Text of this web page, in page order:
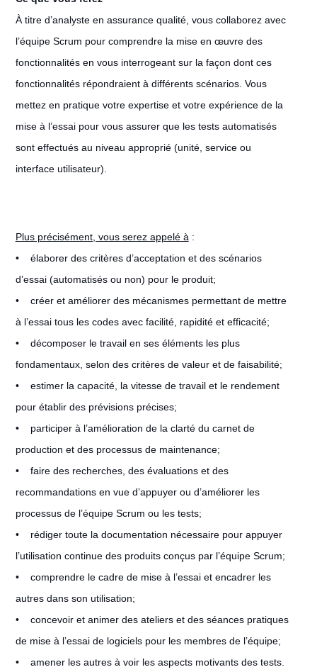
À titre d’analyste en assurance qualité, vous collaborez avec
l’équipe Scrum pour comprendre la mise en œuvre des
fonctionnalités en vous interrogeant sur la façon dont ces
fonctionnalités répondraient à différents scénarios. Vous
mettez en pratique votre expertise et votre expérience de la
mise à l’essai pour vous assurer que les tests automatisés
sont effectués au niveau approprié (unité, service ou
interface utilisateur).
Plus précisément, vous serez appelé à :
• élaborer des critères d’acceptation et des scénarios
d’essai (automatisés ou non) pour le produit;
• créer et améliorer des mécanismes permettant de mettre
à l’essai tous les codes avec facilité, rapidité et efficacité;
• décomposer le travail en ses éléments les plus
fondamentaux, selon des critères de valeur et de faisabilité;
• estimer la capacité, la vitesse de travail et le rendement
pour établir des prévisions précises;
• participer à l’amélioration de la clarté du carnet de
production et des processus de maintenance;
• faire des recherches, des évaluations et des
recommandations en vue d’appuyer ou d’améliorer les
processus de l’équipe Scrum ou les tests;
• rédiger toute la documentation nécessaire pour appuyer
l’utilisation continue des produits conçus par l’équipe Scrum;
• comprendre le cadre de mise à l’essai et encadrer les
autres dans son utilisation;
• concevoir et animer des ateliers et des séances pratiques
de mise à l’essai de logiciels pour les membres de l’équipe;
• amener les autres à voir les aspects motivants des tests.